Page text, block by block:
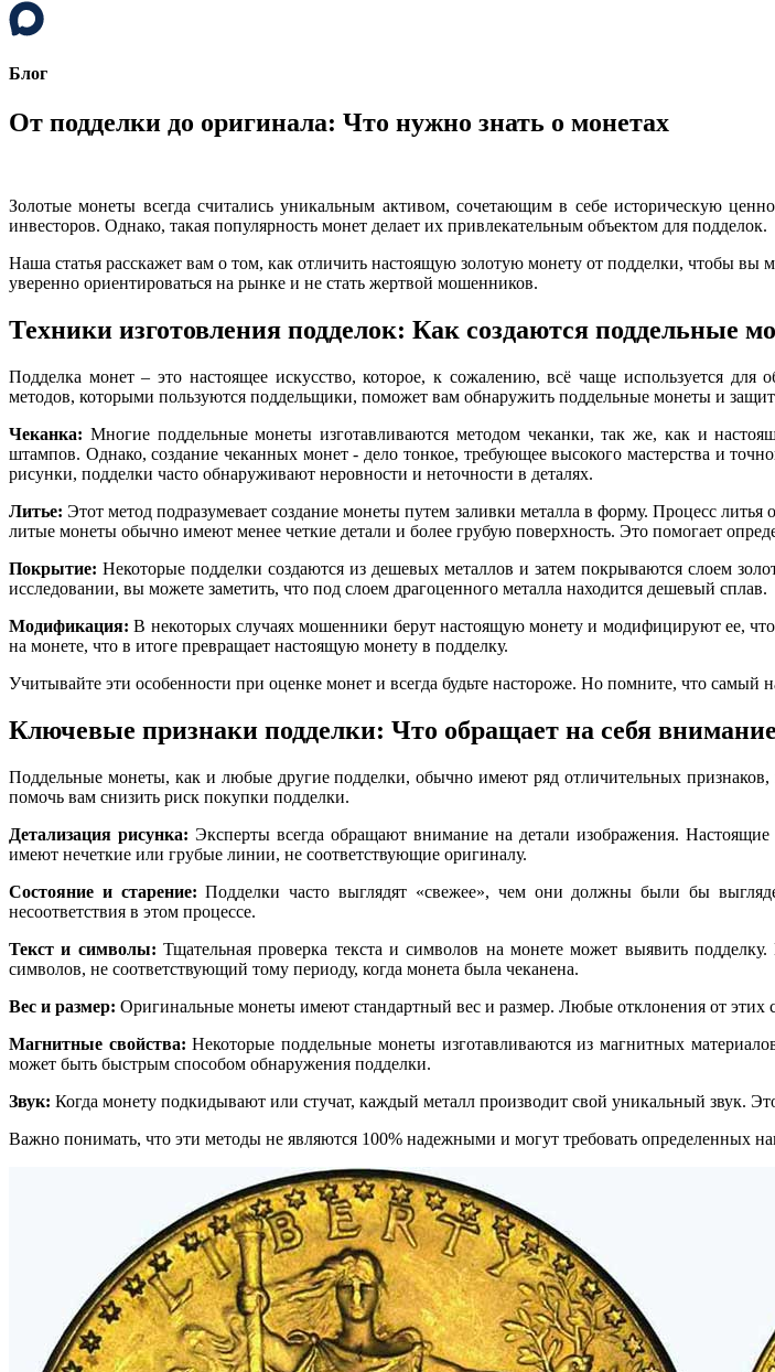
Блог
От подделки до оригинала: Что нужно знать о монетах
Золотые монеты всегда считались уникальным активом, сочетающим в себе историческую
инвесторов. Однако, такая популярность монет делает их привлекательным объектом для подделок.
Наша статья расскажет вам о том, как отличить настоящую золотую монету от подделки, чтобы
уверенно ориентироваться на рынке и не стать жертвой мошенников.
Техники изготовления подделок: Как создаются поддельные
Подделка монет – это настоящее искусство, которое, к сожалению, всё чаще используется
методов, которыми пользуются поддельщики, поможет вам обнаружить поддельные монеты и
Чеканка: Многие поддельные монеты изготавливаются методом чеканки, так же, как и
штампов. Однако, создание чеканных монет - дело тонкое, требующее высокого мастерства и
рисунки, подделки часто обнаруживают неровности и неточности в деталях.
Литье: Этот метод подразумевает создание монеты путем заливки металла в форму. Процесс
литые монеты обычно имеют менее четкие детали и более грубую поверхность. Это помогает
Покрытие: Некоторые подделки создаются из дешевых металлов и затем покрываются слоем
исследовании, вы можете заметить, что под слоем драгоценного металла находится дешевый сплав.
Модификация: В некоторых случаях мошенники берут настоящую монету и модифицируют ее,
на монете, что в итоге превращает настоящую монету в подделку.
Учитывайте эти особенности при оценке монет и всегда будьте настороже. Но помните, что
Ключевые признаки подделки: Что обращает на себя внимание
Поддельные монеты, как и любые другие подделки, обычно имеют ряд отличительных
помочь вам снизить риск покупки подделки.
Детализация рисунка: Эксперты всегда обращают внимание на детали изображения.
имеют нечеткие или грубые линии, не соответствующие оригиналу.
Состояние и старение: Подделки часто выглядят «свежее», чем они должны были бы
несоответствия в этом процессе.
Текст и символы: Тщательная проверка текста и символов на монете может выявить
символов, не соответствующий тому периоду, когда монета была чеканена.
Вес и размер: Оригинальные монеты имеют стандартный вес и размер. Любые отклонения от этих
Магнитные свойства: Некоторые поддельные монеты изготавливаются из магнитных
может быть быстрым способом обнаружения подделки.
Звук: Когда монету подкидывают или стучат, каждый металл производит свой уникальный звук.
Важно понимать, что эти методы не являются 100% надежными и могут требовать определенных